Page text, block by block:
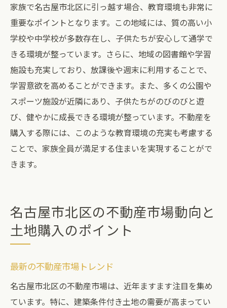
家族で名古屋市北区に引っ越す場合、教育環境も非常に
重要なポイントとなります。この地域には、質の高い小
学校や中学校が多数存在し、子供たちが安心して通学で
きる環境が整っています。さらに、地域の図書館や学習
施設も充実しており、放課後や週末に利用することで、
学習意欲を高めることができます。また、多くの公園や
スポーツ施設が近隣にあり、子供たちがのびのびと遊
び、健やかに成長できる環境が整っています。不動産を
購入する際には、このような教育環境の充実も考慮する
ことで、家族全員が満足する住まいを実現することがで
きます。
名古屋市北区の不動産市場動向と
土地購入のポイント
最新の不動産市場トレンド
名古屋市北区の不動産市場は、近年ますます注目を集め
ています。特に、建築条件付き土地の需要が高まってい